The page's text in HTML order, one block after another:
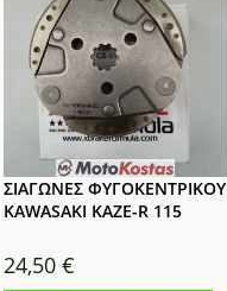
ΣΙΑΓΩΝΕΣ ΦΥΓΟΚΕΝΤΡΙΚΟΥ
KAWASAKI KAZE-R 115
24,50€